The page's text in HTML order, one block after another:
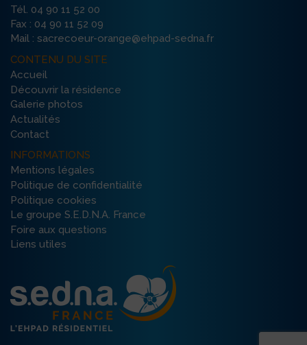
Tél. 04 90 11 52 00
Fax : 04 90 11 52 09
Mail : sacrecoeur-orange@ehpad-sedna.fr
CONTENU DU SITE
Accueil
Découvrir la résidence
Galerie photos
Actualités
Contact
INFORMATIONS
Mentions légales
Politique de confidentialité
Politique cookies
Le groupe S.E.D.N.A. France
Foire aux questions
Liens utiles